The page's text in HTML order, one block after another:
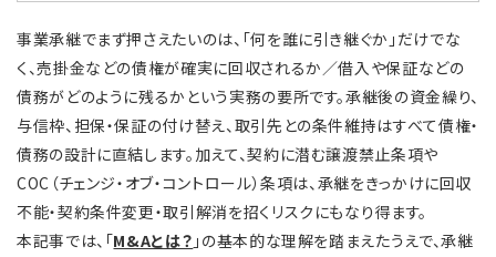
事業承継でまず押さえたいのは、「何を誰に引き継ぐか」だけでな
く、売掛金などの債権が確実に回収されるか／借入や保証などの
債務がどのように残るかという実務の要所です。承継後の資金繰り、
与信枠、担保・保証の付け替え、取引先との条件維持はすべて債権・
債務の設計に直結します。加えて、契約に潜む譲渡禁止条項や
COC（チェンジ・オブ・コントロール）条項は、承継をきっかけに回収
不能・契約条件変更・取引解消を招くリスクにもなり得ます。
本記事では、「M&Aとは？ 」の基本的な理解を踏まえたうえで、承継